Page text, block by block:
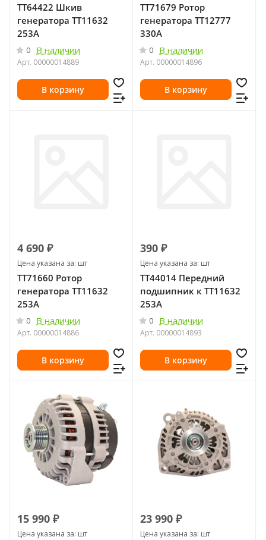
TT64422 Шкив
генератора ТТ11632
253А
0 В наличии
Арт. 00000014889
В корзину
ТТ71679 Ротор
генератора ТТ12777
330А
0 В наличии
Арт. 00000014896
В корзину
4 690 ₽
Цена указана за: шт
ТТ71660 Ротор
генератора ТТ11632
253А
0 В наличии
Арт. 00000014886
В корзину
390 ₽
Цена указана за: шт
ТТ44014 Передний
подшипник к ТТ11632
253А
0 В наличии
Арт. 00000014893
В корзину
15 990 ₽
Цена указана за: шт
23 990 ₽
Цена указана за: шт